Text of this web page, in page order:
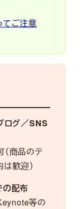
てご注意
ログ／SNS
商品のテ
歓迎）
の配布
等の